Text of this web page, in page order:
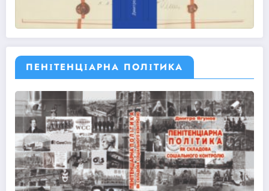
ПЕНІТЕНЦІАРНА ПОЛІТИКА